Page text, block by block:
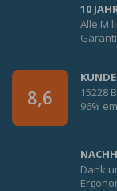
10
Alle M
8,6
15228
96%
Dank